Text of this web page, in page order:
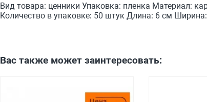
Вид товара: ценники Упаковка: пленка Материал:
Количество в упаковке: 50 штук Длина: 6 см
Вас также может заинтересовать: